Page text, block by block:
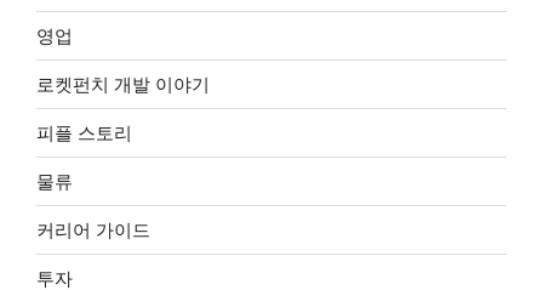
영업
로켓펀치 개발 이야기
피플 스토리
물류
커리어 가이드
투자